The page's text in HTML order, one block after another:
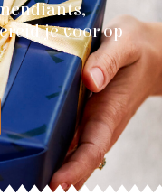
je voor op